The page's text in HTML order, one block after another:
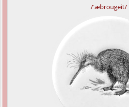
/'æbrougeit/